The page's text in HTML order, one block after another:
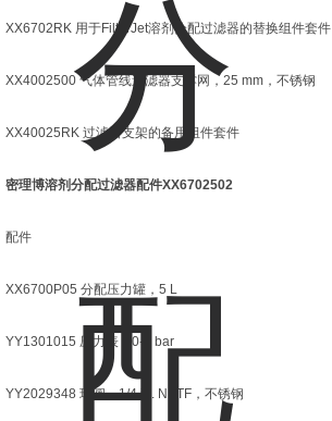
XX6702RK 用于FilterJet溶剂分配过滤器的替换组件套件
XX4002500 气体管线过滤器支撑网，25 mm，不锈钢
XX40025RK 过滤器支架的备用组件套件
密理博溶剂分配过滤器配件XX6702502
配件
XX6700P05 分配压力罐，5 L
YY1301015 压力表，0-7 bar
YY2029348 球阀，1/4 in. NPTF，不锈钢